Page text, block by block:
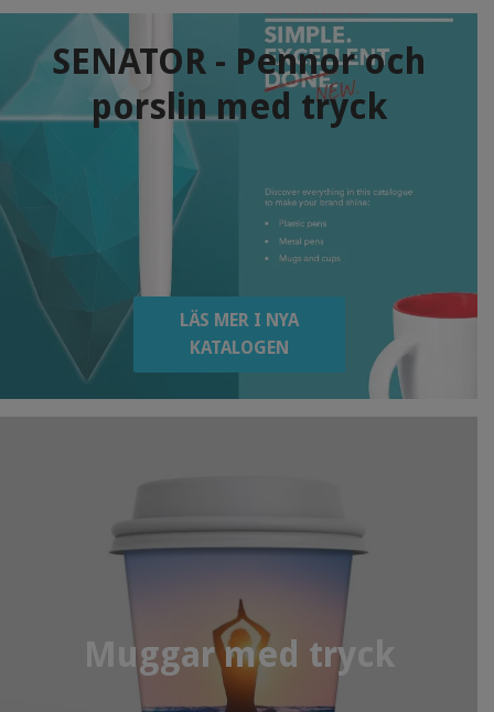
SENATOR - Pennor och
porslin med tryck
LÄS MER I NYA
KATALOGEN
Muggar med tryck